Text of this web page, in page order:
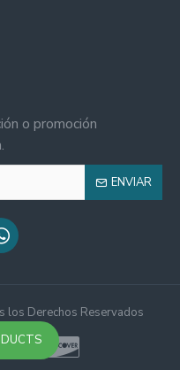
o promoción
ENVIAR
Derechos Reservados